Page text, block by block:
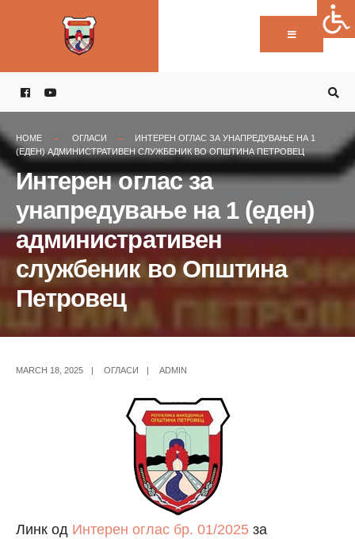
HOME ОГЛАСИ
ИНТЕРЕН ОГЛАС ЗА УНАПРЕДУВАЊЕ НА 1
(ЕДЕН) АДМИНИСТРАТИВЕН СЛУЖБЕНИК ВО ОПШТИНА ПЕТРОВЕЦ
Интерен оглас за
унапредување на 1 (еден)
административен
службеник во Општина
Петровец
MARCH 18, 2025 ОГЛАСИ ADMIN
Линк од Интерен оглас бр. 01/2025 за